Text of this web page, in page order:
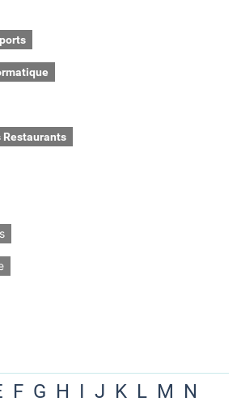
Restaurants
F G H I J K L M N